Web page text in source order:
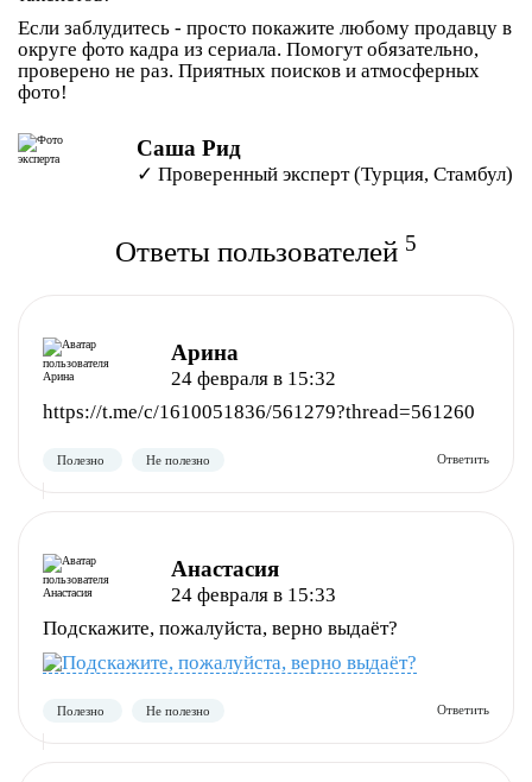
Если заблудитесь - просто покажите любому продавцу в
округе фото кадра из сериала. Помогут обязательно,
проверено не раз. Приятных поисков и атмосферных
фото!
Саша Рид
✓ Проверенный эксперт (Турция, Стамбул)
Ответы пользователей 5
Арина
24 февраля в 15:32
https://t.me/c/1610051836/561279?thread=561260
Анастасия
24 февраля в 15:33
Подскажите, пожалуйста, верно выдаёт?